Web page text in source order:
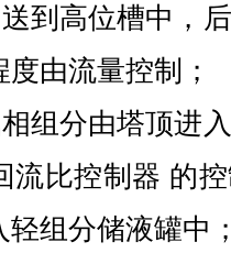
到高位槽中，
度由流量控制
组分由塔顶进
流比控制器 的
组分储液罐中